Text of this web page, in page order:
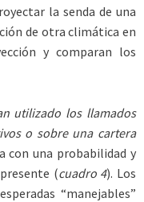
la senda de una
de otra climática en
y comparan los
utilizado los llamados
o sobre una cartera
con una probabilidad y
(cuadro 4). Los
“manejables”